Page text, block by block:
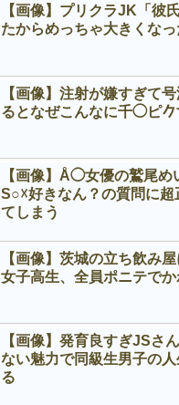
【画像】プリクラJK「彼
たからめっちゃ大きくなっ
【画像】注射が嫌すぎて
るとなぜこんなに千◯ピ𠂊
【画像】Å◯女優の鷲尾め
S○☓好きなん？の質問に超
てしまう
【画像】茨城の立ち飲み
女子高生、全員ポニテで
【画像】発育良すぎJSさ
ない魅力で同級生男子の
る